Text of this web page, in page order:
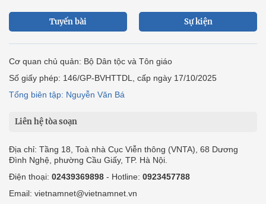
Tuyến bài Sự kiện
Cơ quan chủ quản: Bộ Dân tộc và Tôn giáo
Số giấy phép: 146/GP-BVHTTDL, cấp ngày 17/10/2025
Tổng biên tập: Nguyễn Văn Bá
Liên hệ tòa soạn
Địa chỉ: Tầng 18, Toà nhà Cục Viễn thông (VNTA), 68 Dương
Đình Nghệ, phường Cầu Giấy, TP. Hà Nội.
Điện thoại: 02439369898 - Hotline: 0923457788
Email: vietnamnet@vietnamnet.vn